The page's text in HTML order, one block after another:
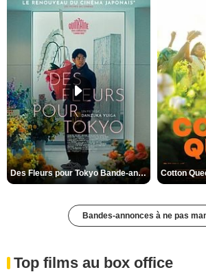
Des Fleurs pour Tokyo Bande-annonce VO STFR
Bandes-annonces à ne pas
Top films au box office